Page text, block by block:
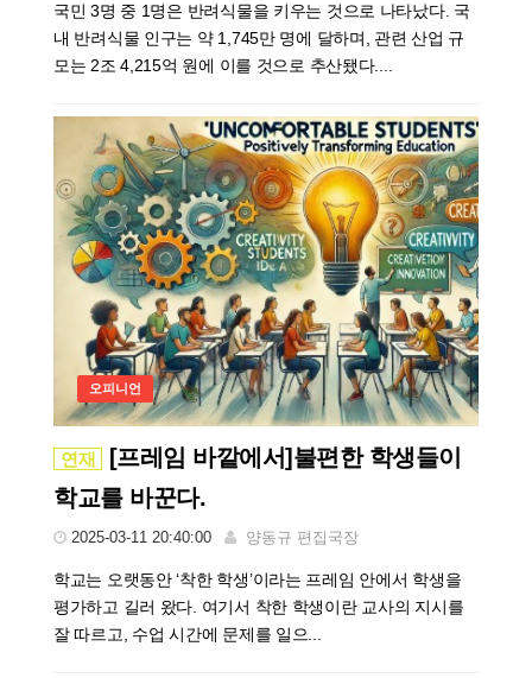
국민 3명 중 1명은 반려식물을 키우는 것으로 나타났다. 국
내 반려식물 인구는 약 1,745만 명에 달하며, 관련 산업 규
모는 2조 4,215억 원에 이를 것으로 추산됐다....
오피니언
연재
[프레임 바깥에서]불편한 학생들이
학교를 바꾼다.
2025-03-11 20:40:00 양동규 편집국장
학교는 오랫동안 ‘착한 학생’이라는 프레임 안에서 학생을
평가하고 길러 왔다. 여기서 착한 학생이란 교사의 지시를
잘 따르고, 수업 시간에 문제를 일으...